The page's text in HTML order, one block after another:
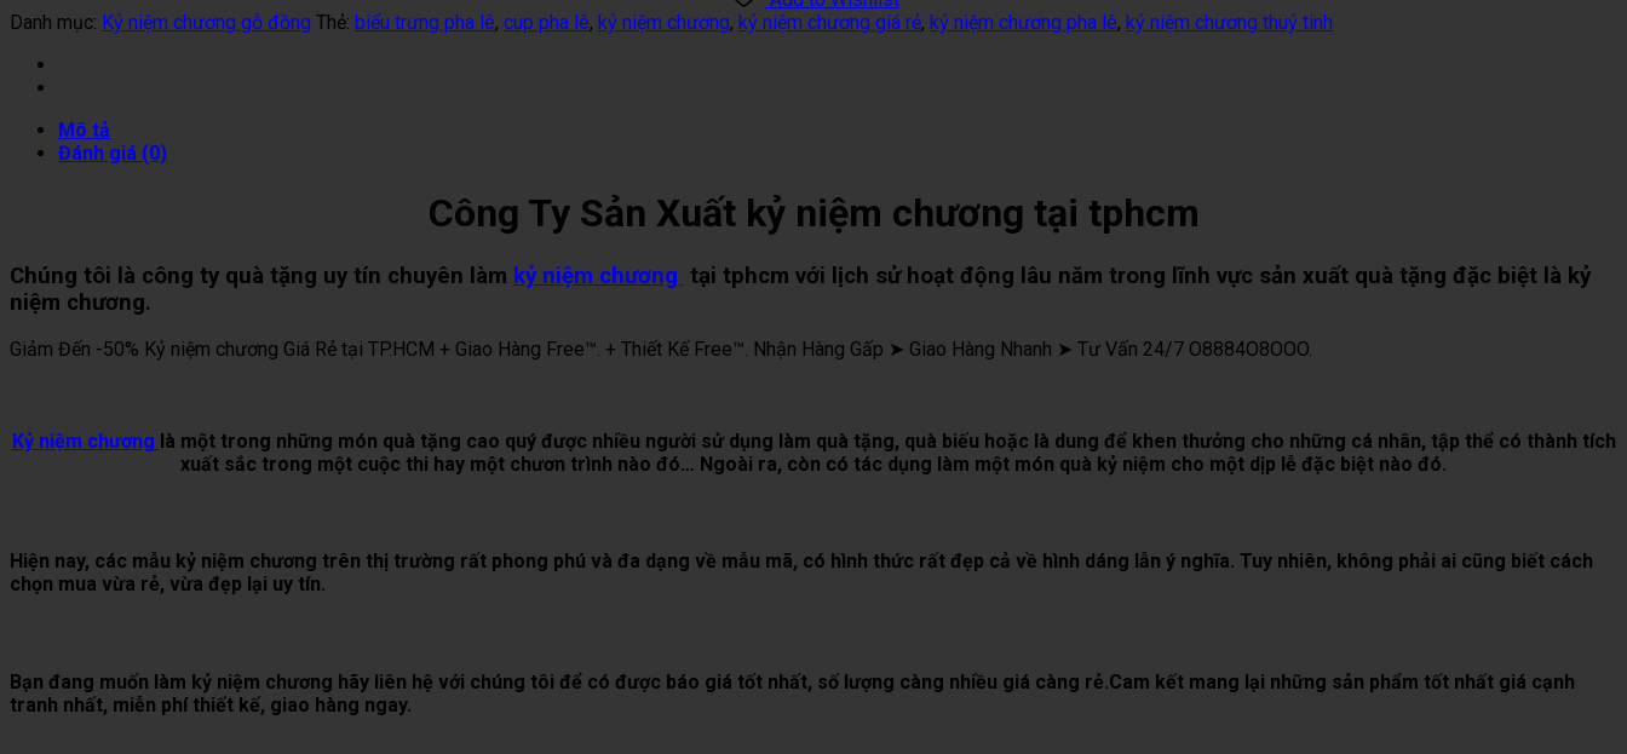
Danh mục: Kỷ niệm chương gỗ đồng Thẻ: biểu trưng pha lê, cup pha lê, kỷ niệm chương, kỷ niệm chương giá rẻ, kỷ niệm chương pha lê, kỷ niệm chương thuỷ tinh
Mô tả
Đánh giá (0)
Công Ty Sản Xuất kỷ niệm chương tại tphcm
Chúng tôi là công ty quà tặng uy tín chuyên làm kỷ niệm chương tại tphcm với lịch sử hoạt động lâu năm trong lĩnh vực sản xuất quà tặng đặc biệt là kỷ
niệm chương.
Giảm Đến -50% Kỷ niệm chương Giá Rẻ tại TP.HCM + Giao Hàng Free™. + Thiết Kế Free™. Nhận Hàng Gấp ➤ Giao Hàng Nhanh ➤ Tư Vấn 24/7 O8884O8OOO.
Kỷ niệm chương là một trong những món quà tặng cao quý được nhiều người sử dụng làm quà tặng, quà biếu hoặc là dung để khen thưởng cho những cá nhân, tập thể có thành tích
xuất sắc trong một cuộc thi hay một chươn trình nào đó… Ngoài ra, còn có tác dụng làm một món quà kỷ niệm cho một dịp lễ đặc biệt nào đó.
Hiện nay, các mẫu kỷ niệm chương trên thị trường rất phong phú và đa dạng về mẫu mã, có hình thức rất đẹp cả về hình dáng lẫn ý nghĩa. Tuy nhiên, không phải ai cũng biết cách
chọn mua vừa rẻ, vừa đẹp lại uy tín.
Bạn đang muốn làm kỷ niệm chương hãy liên hệ với chúng tôi để có được báo giá tốt nhất, số lượng càng nhiều giá càng rẻ.Cam kết mang lại những sản phẩm tốt nhất giá cạnh
tranh nhất, miễn phí thiết kế, giao hàng ngay.